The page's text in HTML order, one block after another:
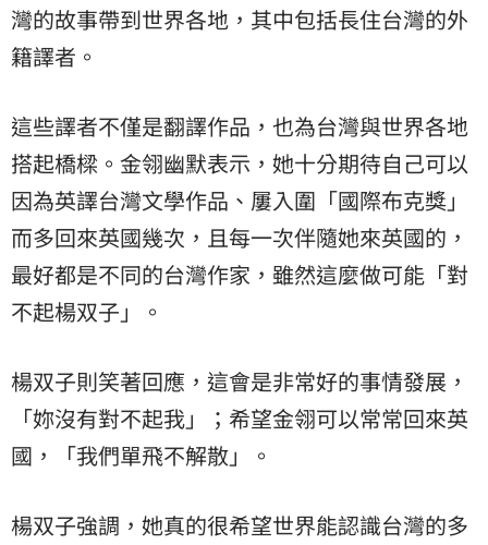
灣的故事帶到世界各地，其中包括長住台灣的外
籍譯者。
這些譯者不僅是翻譯作品，也為台灣與世界各地
搭起橋樑。金翎幽默表示，她十分期待自己可以
因為英譯台灣文學作品、屢入圍「國際布克獎」
而多回來英國幾次，且每一次伴隨她來英國的，
最好都是不同的台灣作家，雖然這麼做可能「對
不起楊双子」。
楊双子則笑著回應，這會是非常好的事情發展，
「妳沒有對不起我」；希望金翎可以常常回來英
國，「我們單飛不解散」。
楊双子強調，她真的很希望世界能認識台灣的多